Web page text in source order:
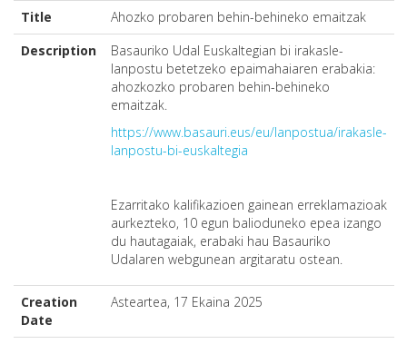
Title
Ahozko probaren behin-behineko emaitzak
Description
Basauriko Udal Euskaltegian bi irakasle-
lanpostu betetzeko epaimahaiaren erabakia:
ahozkozko probaren behin-behineko
emaitzak.
https://www.basauri.eus/eu/lanpostua/irakasle-
lanpostu-bi-euskaltegia
Ezarritako kalifikazioen gainean erreklamazioak
aurkezteko, 10 egun balioduneko epea izango
du hautagaiak, erabaki hau Basauriko
Udalaren webgunean argitaratu ostean.
Creation
Date
Asteartea, 17 Ekaina 2025